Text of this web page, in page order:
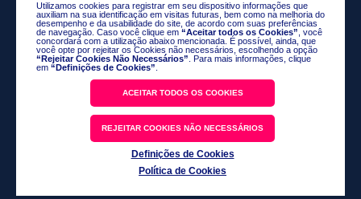
Utilizamos cookies para registrar em seu dispositivo informações que
auxiliam na sua identificação em visitas futuras, bem como na melhoria do
desempenho e da usabilidade do site, de acordo com suas preferências
de navegação. Caso você clique em “Aceitar todos os Cookies” , você
concordará com a utilização abaixo mencionada. É possível, ainda, que
você opte por rejeitar os Cookies não necessários, escolhendo a opção
“Rejeitar Cookies Não Necessários” . Para mais informações, clique
em “Definições de Cookies”
ACEITAR TODOS OS COOKIES
REJEITAR COOKIES NÃO NECESSÁRIOS
Definições de Cookies
Política de Cookies